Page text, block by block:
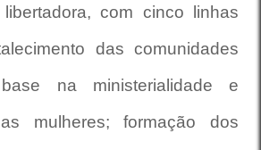
com cinco linhas
das comunidades
na ministerialidade e
mulheres; formação dos